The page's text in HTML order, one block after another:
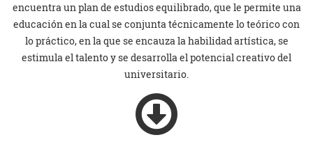
encuentra un plan de estudios equilibrado, que le permite una
educación en la cual se conjunta técnicamente lo teórico con
lo práctico, en la que se encauza la habilidad artística, se
estimula el talento y se desarrolla el potencial creativo del
universitario.